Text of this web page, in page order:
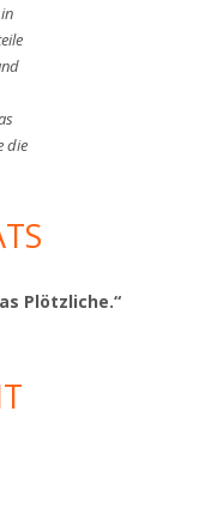
die
Plötzliche.“